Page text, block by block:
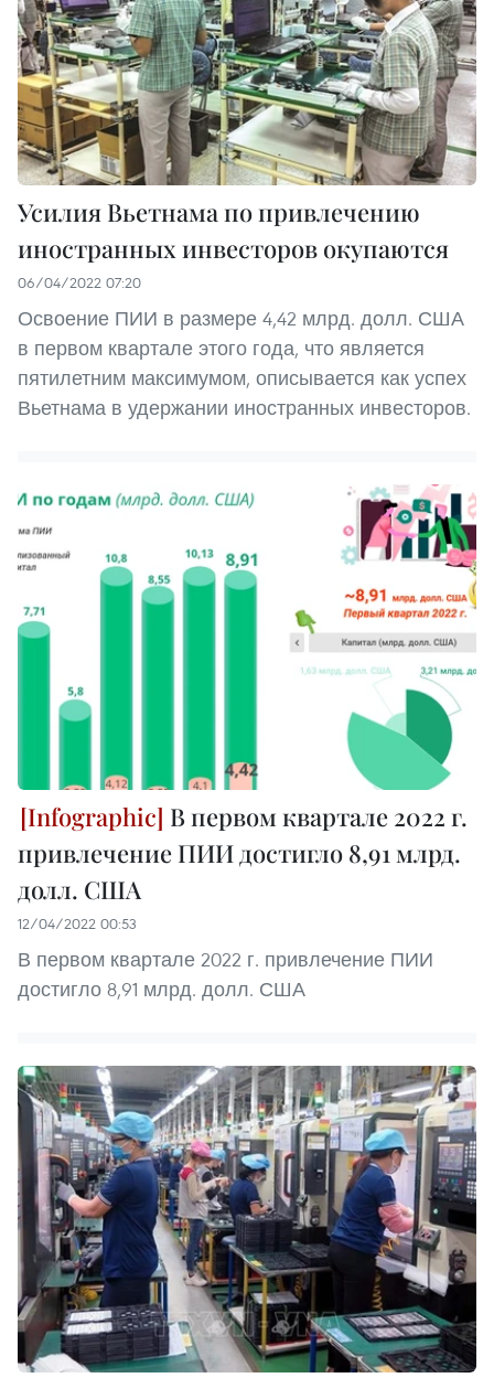
Усилия Вьетнама по привлечению
иностранных инвесторов окупаются
06/04/2022 07:20
Освоение ПИИ в размере 4,42 млрд. долл. США
в первом квартале этого года, что является
пятилетним максимумом, описывается как успех
Вьетнама в удержании иностранных инвесторов.
В первом квартале 2022 г.
привлечение ПИИ достигло 8,91 млрд.
долл. США
12/04/2022 00:53
В первом квартале 2022 г. привлечение ПИИ
достигло 8,91 млрд. долл. США